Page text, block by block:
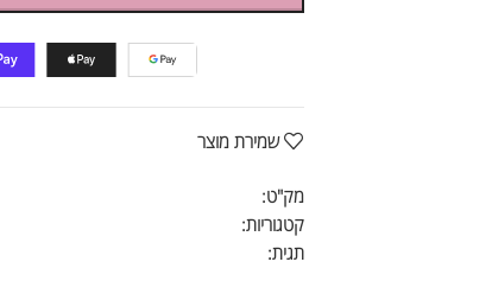
שמירת מוצר
מק"ט:
קטגוריות:
תגית: